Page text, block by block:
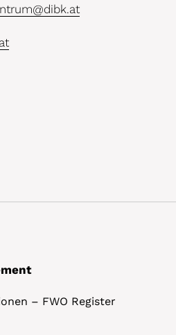
– FWO Register